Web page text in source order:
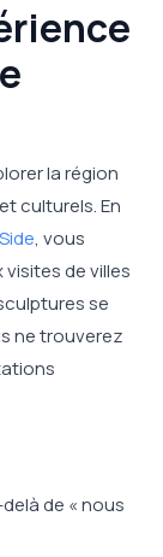
la région
culturels. En
Side, vous
de villes
se
ne trouverez
de « nous